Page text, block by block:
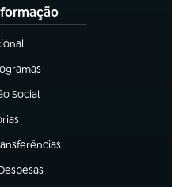
nova aba)
aba)
Social
aba)
nova aba)
aba)